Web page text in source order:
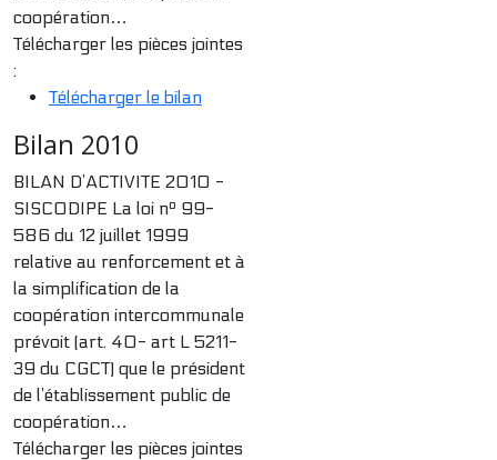
coopération…
Télécharger les pièces jointes
:
Télécharger le bilan
Bilan 2010
BILAN D’ACTIVITE 2010 -
SISCODIPE La loi nº 99-
586 du 12 juillet 1999
relative au renforcement et à
la simplification de la
coopération intercommunale
prévoit (art. 40- art L 5211-
39 du CGCT) que le président
de l’établissement public de
coopération…
Télécharger les pièces jointes